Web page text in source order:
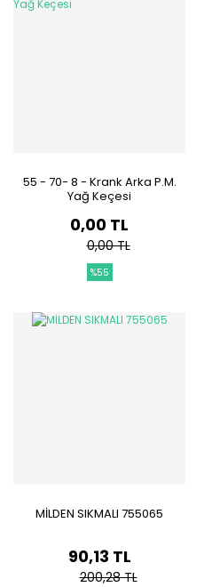
55 - 70- 8 - Krank Arka P.M.
Yağ Keçesi
0,00 TL
0,00 TL
%55
MİLDEN SIKMALI 755065
90,13 TL
200,28 TL